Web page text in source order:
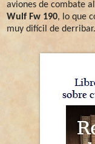
aviones de combate
Wulf Fw 190, lo que
muy difícil de derribar.